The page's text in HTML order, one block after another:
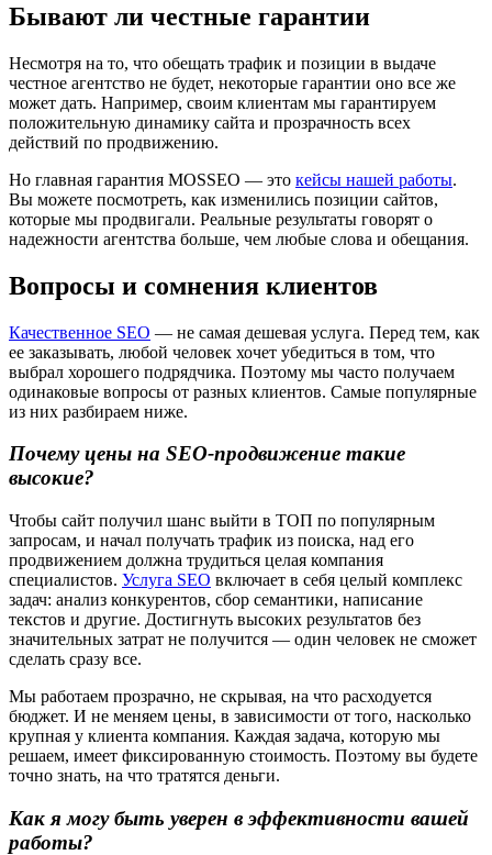
Бывают ли честные гарантии
Несмотря на то, что обещать трафик и позиции в выдаче
честное агентство не будет, некоторые гарантии оно все же
может дать. Например, своим клиентам мы гарантируем
положительную динамику сайта и прозрачность всех
действий по продвижению.
Но главная гарантия MOSSEO — это кейсы нашей работы.
Вы можете посмотреть, как изменились позиции сайтов,
которые мы продвигали. Реальные результаты говорят о
надежности агентства больше, чем любые слова и обещания.
Вопросы и сомнения клиентов
Качественное SEO — не самая дешевая услуга. Перед тем, как
ее заказывать, любой человек хочет убедиться в том, что
выбрал хорошего подрядчика. Поэтому мы часто получаем
одинаковые вопросы от разных клиентов. Самые популярные
из них разбираем ниже.
Почему цены на SEO-продвижение такие
высокие?
Чтобы сайт получил шанс выйти в ТОП по популярным
запросам, и начал получать трафик из поиска, над его
продвижением должна трудиться целая компания
специалистов. Услуга SEO включает в себя целый комплекс
задач: анализ конкурентов, сбор семантики, написание
текстов и другие. Достигнуть высоких результатов без
значительных затрат не получится — один человек не сможет
сделать сразу все.
Мы работаем прозрачно, не скрывая, на что расходуется
бюджет. И не меняем цены, в зависимости от того, насколько
крупная у клиента компания. Каждая задача, которую мы
решаем, имеет фиксированную стоимость. Поэтому вы будете
точно знать, на что тратятся деньги.
Как я могу быть уверен в эффективности вашей
работы?